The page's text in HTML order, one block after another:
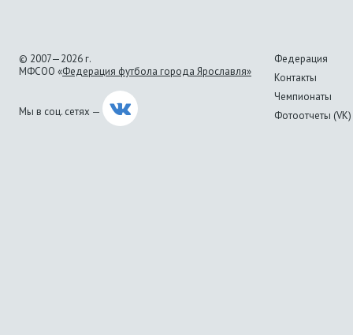
© 2007—2026 г.
МФСОО «Федерация футбола города Ярославля»
Мы в соц. сетях —
Федерация
Контакты
Чемпионаты
Фотоотчеты (VK)